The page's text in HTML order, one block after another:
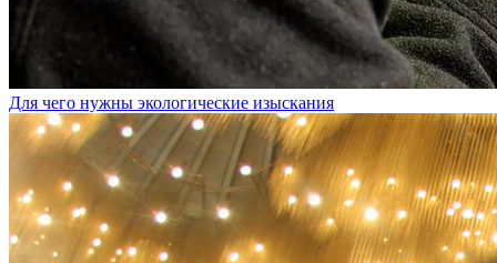
Для чего нужны экологические изыскания